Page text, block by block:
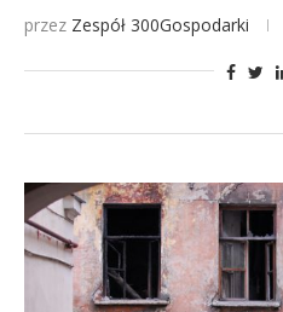
przez Zespół 300Gospodarki